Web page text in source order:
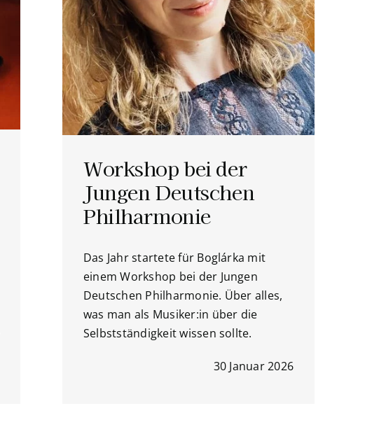
Workshop bei der
Jungen Deutschen
Philharmonie
Das Jahr startete für Boglárka mit
einem Workshop bei der Jungen
Deutschen Philharmonie. Über alles,
was man als Musiker:in über die
Selbstständigkeit wissen sollte.
30 Januar 2026